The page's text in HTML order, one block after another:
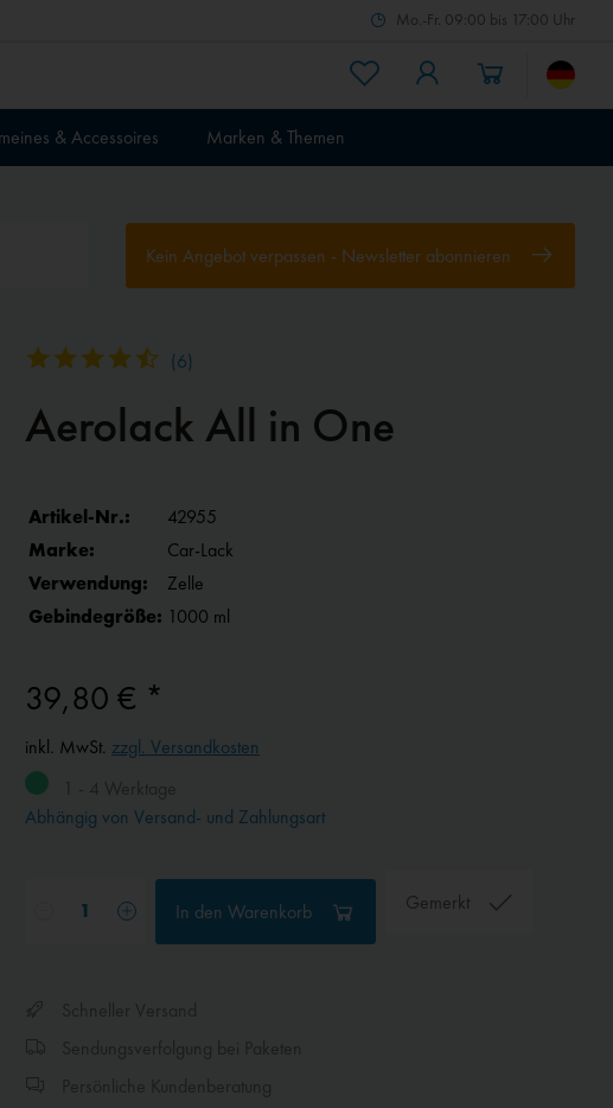
Mo.-Fr. 09:00 bis 17:00 Uhr
& Accessoires Marken & Themen
Kein Angebot verpassen - Newsletter abonnieren
(6)
Aerolack All in One
Artikel-Nr.:
42955
Marke:
Car-Lack
Verwendung:
Zelle
Gebindegröße: 1000 ml
39,80 € *
inkl. MwSt. zzgl. Versandkosten
Abhängig von Versand- und Zahlungsart
In den Warenkorb Gemerkt